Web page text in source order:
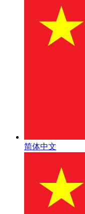
简体中文